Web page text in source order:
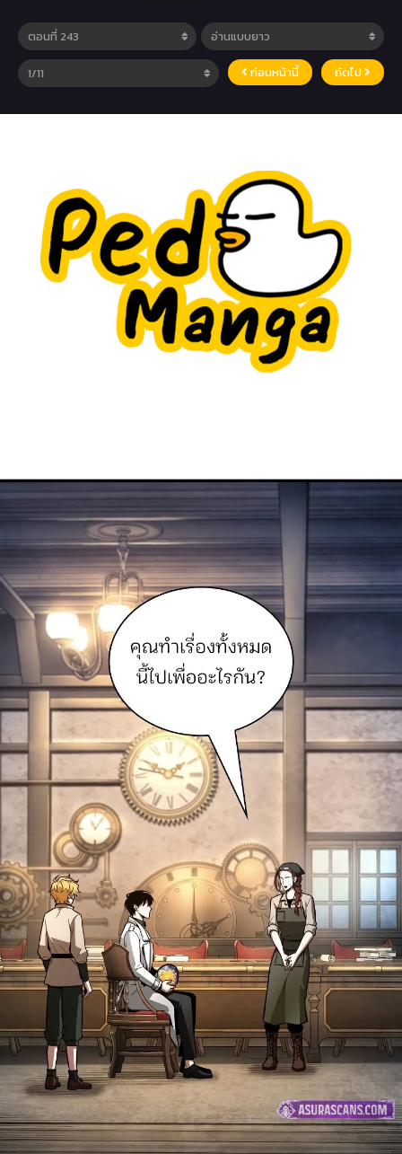
ก่อนหน้านี้ ถัดไป